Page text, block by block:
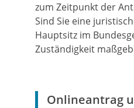
zum Zeitpunkt der
Sind Sie eine
Hauptsitz im
Zuständigkeit
Onlineantrag